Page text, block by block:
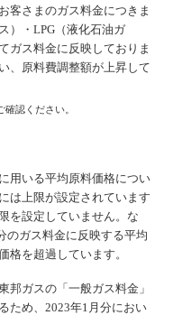
客さまのガス料金につきま
）・LPG（液化石油ガ
ガス料金に反映しておりま
、原料費調整額が上昇して
認ください。
用いる平均原料価格につい
は上限が設定されています
を設定していません。な
のガス料金に反映する平均
格を超過しています。
邦ガスの「一般ガス料金」
ため、2023年1月分におい